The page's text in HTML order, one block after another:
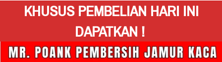
KHUSUS PEMBELIAN HARI INI
DAPATKAN !